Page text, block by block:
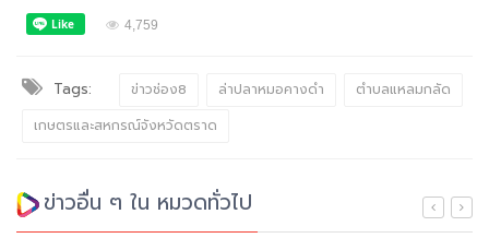
4,759
Tags: ข่าวช่อง8 ล่าปลาหมอคางดำ
ตำบลแหลมกลัด
เกษตรและสหกรณ์จังหวัดตราด
ข่าวอื่น ๆ ใน หมวดทั่วไป